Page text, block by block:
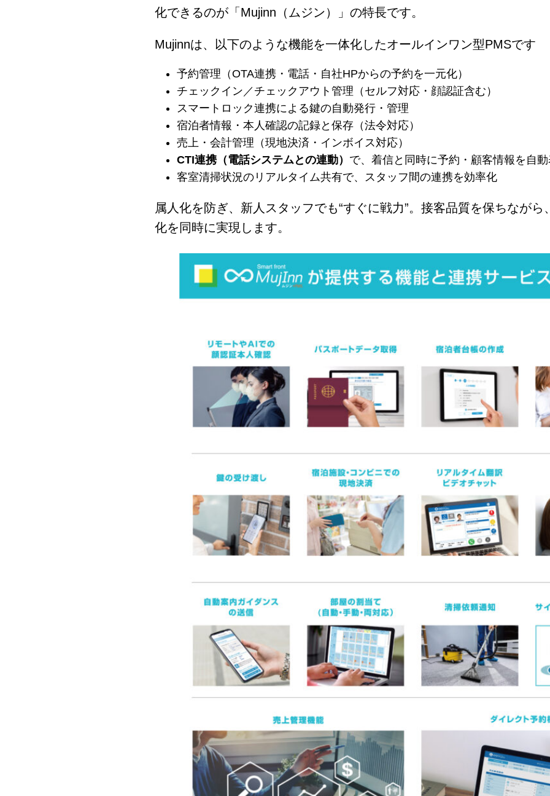
化できるのが「Mujinn（ムジン）」の特長です。
Mujinnは、以下のような機能を一体化したオールインワン型PMSです
予約管理（OTA連携・電話・自社HPからの予約を一元化）
チェックイン／チェックアウト管理（セルフ対応・顔認証含む）
スマートロック連携による鍵の自動発行・管理
宿泊者情報・本人確認の記録と保存（法令対応）
売上・会計管理（現地決済・インボイス対応）
CTI連携（電話システムとの連動） で、着信と同時に予約・顧客情報を自
客室清掃状況のリアルタイム共有で、スタッフ間の連携を効率化
属人化を防ぎ、新人スタッフでも“すぐに戦力”。接客品質を保ちなが
化を同時に実現します。